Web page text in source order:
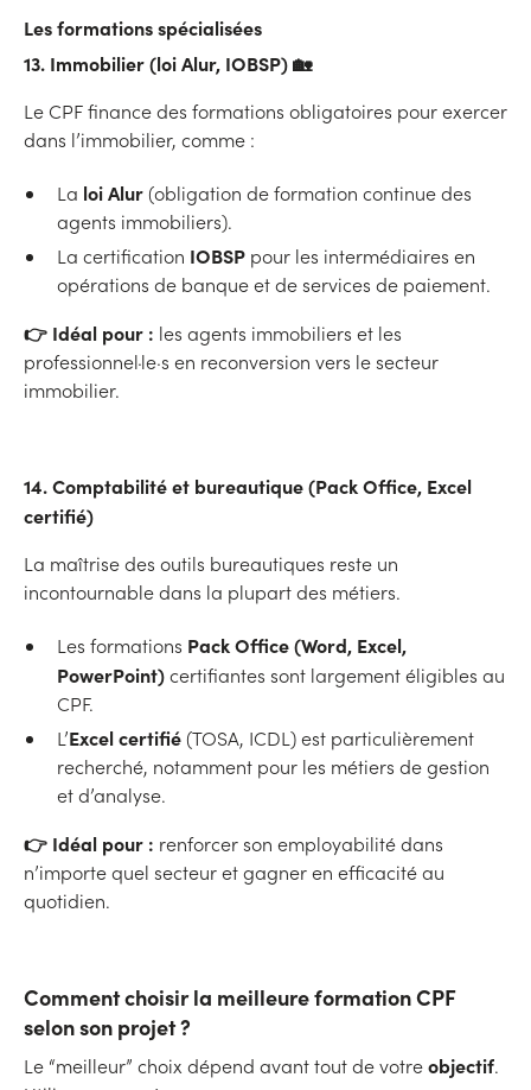
Les formations spécialisées
13. Immobilier (loi Alur, IOBSP) 🏡
Le CPF finance des formations obligatoires pour exercer
dans l’immobilier, comme :
La loi Alur(obligation de formation continue des
agents immobiliers).
La certification IOBSP pour les intermédiaires en
opérations de banque et de services de paiement.
👉 Idéal pour : les agents immobiliers et les
professionnel·le·s en reconversion vers le secteur
immobilier.
14. Comptabilité et bureautique (Pack Office, Excel
certifié)
La maîtrise des outils bureautiques reste un
incontournable dans la plupart des métiers.
Les formations Pack Office (Word, Excel,
PowerPoint)certifiantes sont largement éligibles au
CPF.
L’Excel certifié(TOSA, ICDL) est particulièrement
recherché, notamment pour les métiers de gestion
et d’analyse.
👉 Idéal pour : renforcer son employabilité dans
n’importe quel secteur et gagner en efficacité au
quotidien.
Comment choisir la meilleure formation CPF
selon son projet ?
Le “meilleur” choix dépend avant tout de votreobjectif.